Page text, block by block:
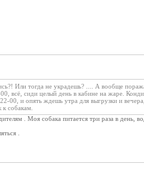
Или тогда не украдешь? .... А вообще
всё, сиди целый день в кабине на жаре.
00, и опять ждешь утра для выгрузки и
собакам.
. Моя собака питается три раза в день,
.